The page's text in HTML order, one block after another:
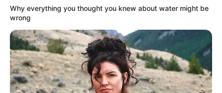
Cae ayuda para
municipios de Antioquia
incomunicados y sin gas
por el invierno
Why everything you thought you knew about water might be
wrong